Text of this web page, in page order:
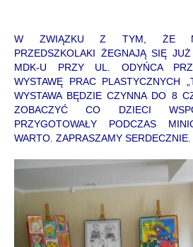
W ZWIĄZKU Z TYM, ŻE
PRZEDSZKOLAKI ŻEGNAJĄ SIĘ
MDK-U PRZY UL. ODYŃCA
WYSTAWĘ PRAC PLASTYCZNYCH
WYSTAWA BĘDZIE CZYNNA DO 8
ZOBACZYĆ CO DZIECI
PRZYGOTOWAŁY PODCZAS
WARTO. ZAPRASZAMY SERDECZNIE.